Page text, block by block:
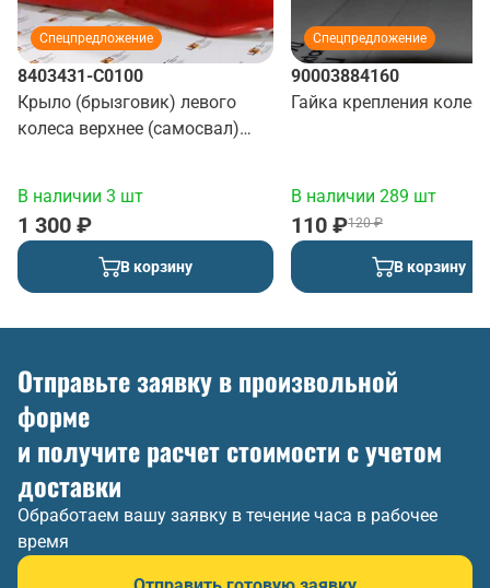
Спецпредложение
8403431-C0100
Крыло (брызговик) левого
колеса верхнее (самосвал)
В наличии 3 шт
1 300 ₽
В корзину
Спецпредложение
90003884160
Гайка крепления
В наличии 289 шт
120 ₽
110 ₽
В корзину
Отправьте заявку в произвольной
форме
и получите расчет стоимости с учетом
доставки
Обработаем вашу заявку в течение часа в рабочее
время